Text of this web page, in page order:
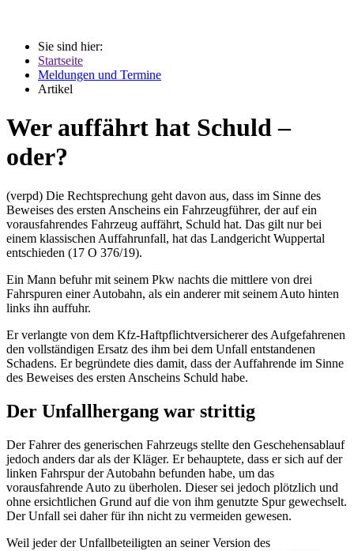
Sie sind hier:
Startseite
Meldungen und Termine
Artikel
Wer auffährt hat Schuld –
oder?
(verpd) Die Rechtsprechung geht davon aus, dass im Sinne des
Beweises des ersten Anscheins ein Fahrzeugführer, der auf ein
vorausfahrendes Fahrzeug auffährt, Schuld hat. Das gilt nur bei
einem klassischen Auffahrunfall, hat das Landgericht Wuppertal
entschieden (17 O 376/19).
Ein Mann befuhr mit seinem Pkw nachts die mittlere von drei
Fahrspuren einer Autobahn, als ein anderer mit seinem Auto hinten
links ihn auffuhr.
Er verlangte von dem Kfz-Haftpflichtversicherer des Aufgefahrenen
den vollständigen Ersatz des ihm bei dem Unfall entstandenen
Schadens. Er begründete dies damit, dass der Auffahrende im Sinne
des Beweises des ersten Anscheins Schuld habe.
Der Unfallhergang war strittig
Der Fahrer des generischen Fahrzeugs stellte den Geschehensablauf
jedoch anders dar als der Kläger. Er behauptete, dass er sich auf der
linken Fahrspur der Autobahn befunden habe, um das
vorausfahrende Auto zu überholen. Dieser sei jedoch plötzlich und
ohne ersichtlichen Grund auf die von ihm genutzte Spur gewechselt.
Der Unfall sei daher für ihn nicht zu vermeiden gewesen.
Weil jeder der Unfallbeteiligten an seiner Version des